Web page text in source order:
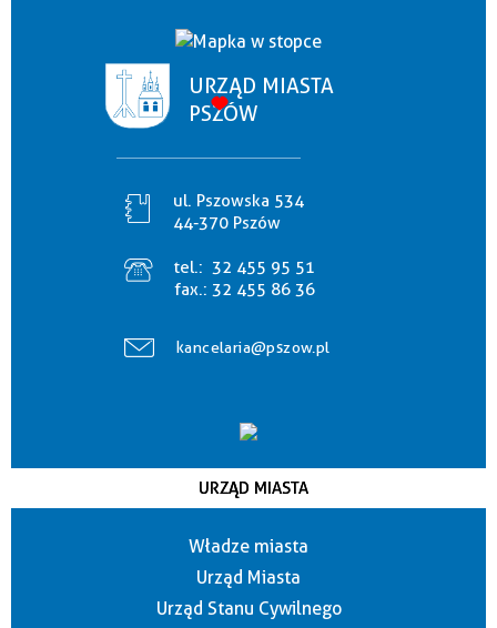
URZĄD MIASTA
PSZÓW
ul. Pszowska 534
44-370 Pszów
tel.: 32 455 95 51
fax.: 32 455 86 36
kancelaria@pszow.pl
URZĄD MIASTA
Władze miasta
Urząd Miasta
Urząd Stanu Cywilnego